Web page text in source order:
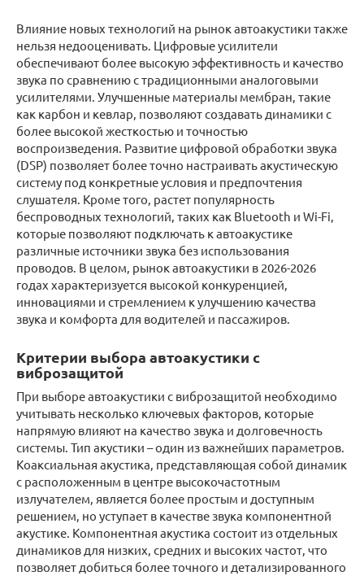
Влияние новых технологий на рынок автоакустики также
нельзя недооценивать. Цифровые усилители
обеспечивают более высокую эффективность и качество
звука по сравнению с традиционными аналоговыми
усилителями. Улучшенные материалы мембран, такие
как карбон и кевлар, позволяют создавать динамики с
более высокой жесткостью и точностью
воспроизведения. Развитие цифровой обработки звука
(DSP) позволяет более точно настраивать акустическую
систему под конкретные условия и предпочтения
слушателя. Кроме того, растет популярность
беспроводных технологий, таких как Bluetooth и Wi-Fi,
которые позволяют подключать к автоакустике
различные источники звука без использования
проводов. В целом, рынок автоакустики в 2026-2026
годах характеризуется высокой конкуренцией,
инновациями и стремлением к улучшению качества
звука и комфорта для водителей и пассажиров.
Критерии выбора автоакустики с
виброзащитой
При выборе автоакустики с виброзащитой необходимо
учитывать несколько ключевых факторов, которые
напрямую влияют на качество звука и долговечность
системы. Тип акустики – один из важнейших параметров.
Коаксиальная акустика, представляющая собой динамик
с расположенным в центре высокочастотным
излучателем, является более простым и доступным
решением, но уступает в качестве звука компонентной
акустике. Компонентная акустика состоит из отдельных
динамиков для низких, средних и высоких частот, что
позволяет добиться более точного и детализированного